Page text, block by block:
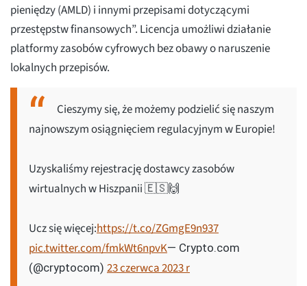
pieniędzy (AMLD) i innymi przepisami dotyczącymi
przestępstw finansowych”. Licencja umożliwi działanie
platformy zasobów cyfrowych bez obawy o naruszenie
lokalnych przepisów.
Cieszymy się, że możemy podzielić się naszym
najnowszym osiągnięciem regulacyjnym w Europie!
Uzyskaliśmy rejestrację dostawcy zasobów
wirtualnych w Hiszpanii 🇪🇸🙌
Ucz się więcej:https://t.co/ZGmgE9n937
pic.twitter.com/fmkWt6npvK— Crypto.com
(@cryptocom) 23 czerwca 2023 r